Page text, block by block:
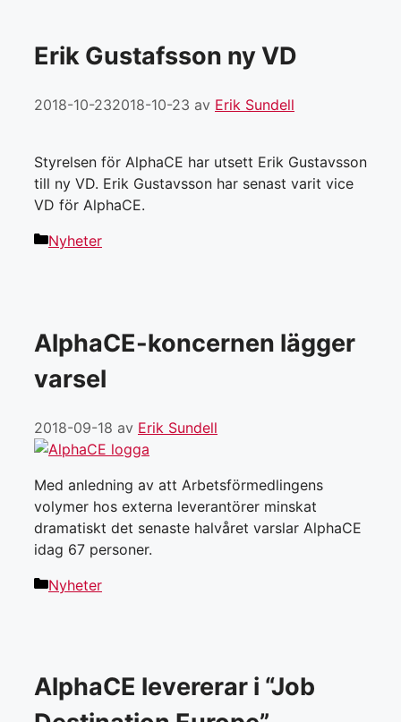
Erik Gustafsson ny VD
2018-10-232018-10-23 av Erik Sundell
Styrelsen för AlphaCE har utsett Erik Gustavsson
till ny VD. Erik Gustavsson har senast varit vice
VD för AlphaCE.
Kategorier
Nyheter
AlphaCE-koncernen lägger
varsel
2018-09-18 av Erik Sundell
Med anledning av att Arbetsförmedlingens
volymer hos externa leverantörer minskat
dramatiskt det senaste halvåret varslar AlphaCE
idag 67 personer.
Kategorier
Nyheter
AlphaCE levererar i “Job